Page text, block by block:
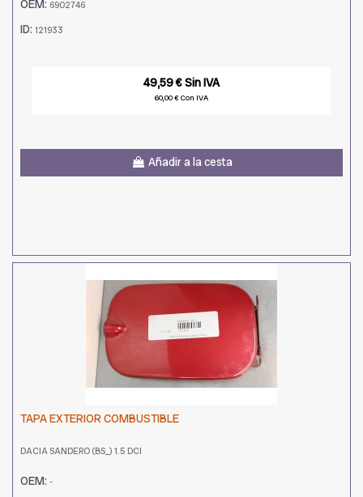
OEM: 6902746
ID: 121933
49,59 € Sin IVA
60,00 € Con IVA
Añadir a la cesta
TAPA EXTERIOR COMBUSTIBLE
DACIA SANDERO (BS_) 1.5 DCI
OEM: -